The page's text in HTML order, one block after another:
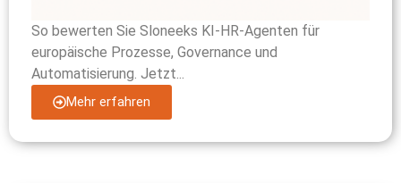
So bewerten Sie Sloneeks KI-HR-Agenten für
europäische Prozesse, Governance und
Automatisierung. Jetzt...
Mehr erfahren